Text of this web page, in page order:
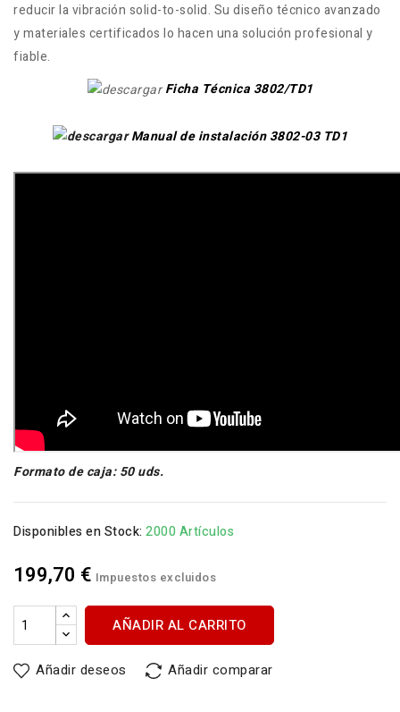
reducir la vibración solid-to-solid. Su diseño técnico avanzado
y materiales certificados lo hacen una solución profesional y
fiable.
Ficha Técnica 3802/TD1
Manual de instalación 3802-03 TD1
Formato de caja: 50 uds.
Disponibles en Stock: 2000 Artículos
199,70 € Impuestos excluidos
AÑADIR AL CARRITO
Añadir deseos Añadir comparar